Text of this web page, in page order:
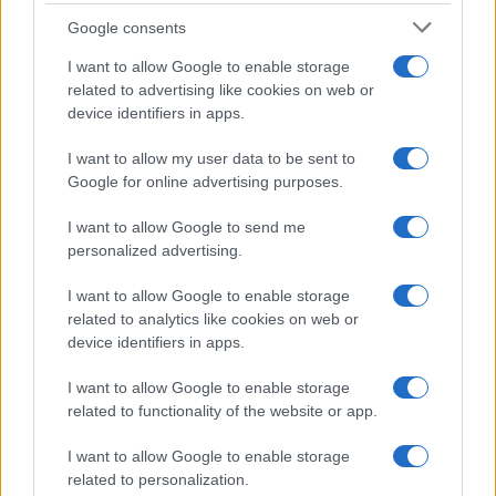
Google consents
I want to allow Google to enable storage
related to advertising like cookies on web or
device identifiers in apps.
I want to allow my user data to be sent to
Google for online advertising purposes.
I want to allow Google to send me
personalized advertising.
I want to allow Google to enable storage
related to analytics like cookies on web or
device identifiers in apps.
I want to allow Google to enable storage
related to functionality of the website or app.
I want to allow Google to enable storage
related to personalization.
I nostri cari
I nostri cari
Giovannimaria Cabras